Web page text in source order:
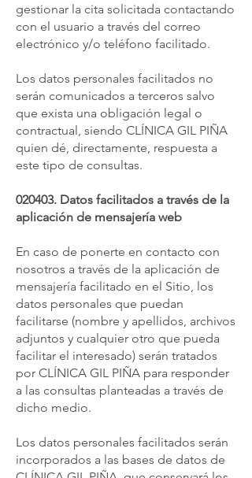
gestionar la cita solicitada contactando
con el usuario a través del correo
electrónico y/o teléfono facilitado.
Los datos personales facilitados no
serán comunicados a terceros salvo
que exista una obligación legal o
contractual, siendo CLÍNICA GIL PIÑA
quien dé, directamente, respuesta a
este tipo de consultas.
020403. Datos facilitados a través de la
aplicación de mensajería web
En caso de ponerte en contacto con
nosotros a través de la aplicación de
mensajería facilitado en el Sitio, los
datos personales que puedan
facilitarse (nombre y apellidos, archivos
adjuntos y cualquier otro que pueda
facilitar el interesado) serán tratados
por CLÍNICA GIL PIÑA para responder
a las consultas planteadas a través de
dicho medio.
Los datos personales facilitados serán
incorporados a las bases de datos de